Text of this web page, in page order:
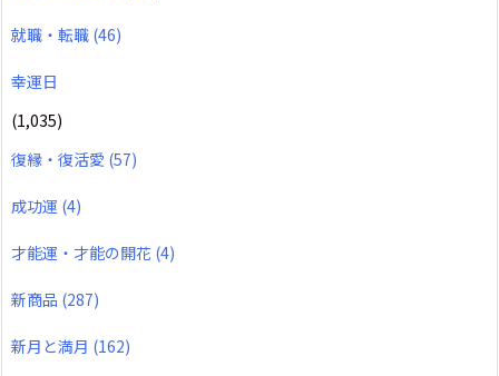
就職・転職 (46)
幸運日
(1,035)
復縁・復活愛 (57)
成功運 (4)
才能運・才能の開花 (4)
新商品 (287)
新月と満月 (162)